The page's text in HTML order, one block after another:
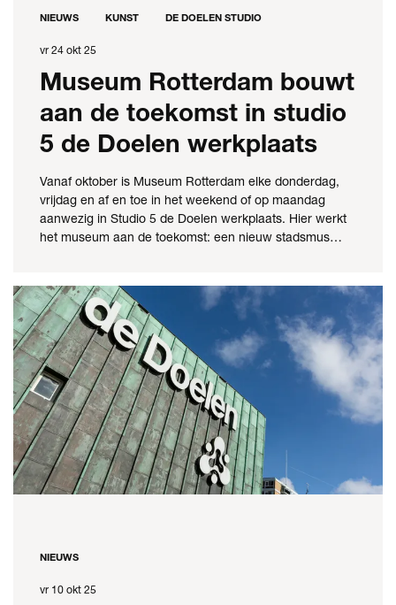
vr 24 okt 25
Museum Rotterdam bouwt
aan de toekomst in studio
5 de Doelen werkplaats
Vanaf oktober is Museum Rotterdam elke donderdag,
vrijdag en af en toe in het weekend of op maandag
aanwezig in Studio 5 de Doelen werkplaats. Hier werkt
het museum aan de toekomst: een nieuw stadsmus…
NIEUWS KUNST DE DOELEN STUDIO
vr 10 okt 25
NIEUWS